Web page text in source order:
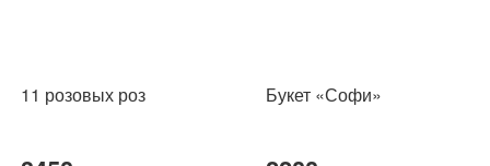
11 розовых роз Букет «Софи»